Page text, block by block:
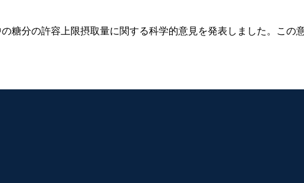
糖分の許容上限摂取量に関する科学的意見を発表しました。この